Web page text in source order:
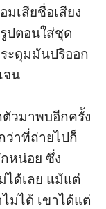
มเสียชื่อเสียง
ปตอนใส่ชุด
ะดุมมันปริออก
จน
วมาพบอีกครั้ง
ว่าที่ถ่ายไปก็
หน่อย ซึ่ง
ได้เลย แม้แต่
ม่ได้ เขาได้แต่